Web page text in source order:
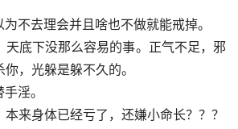
不去理会并且啥也不做就能戒掉。
天底下没那么容易的事。正气不足，邪
，光躲是躲不久的。
淫。
本来身体已经亏了，还嫌小命长？？？